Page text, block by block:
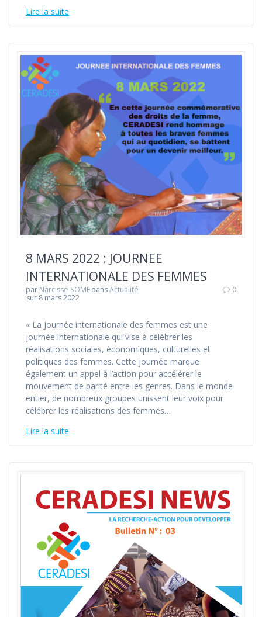
Lire la suite
8 MARS 2022 : JOURNEE
INTERNATIONALE DES FEMMES
par Narcisse SOMEdansActualité
sur 8 mars 2022
0
« La Journée internationale des femmes est une
journée internationale qui vise à célébrer les
réalisations sociales, économiques, culturelles et
politiques des femmes. Cette journée marque
également un appel à l’action pour accélérer le
mouvement de parité entre les genres. Dans le monde
entier, de nombreux groupes unissent leur voix pour
célébrer les réalisations des femmes…
Lire la suite